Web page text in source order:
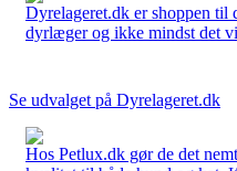
Dyrelageret.dk er shoppen til
dyrlæger og ikke mindst det
Se udvalget på Dyrelageret.dk
Hos Petlux.dk gør de det